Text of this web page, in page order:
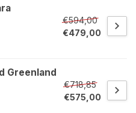
€594,00
€479,00
Greenland
€718,85
€575,00